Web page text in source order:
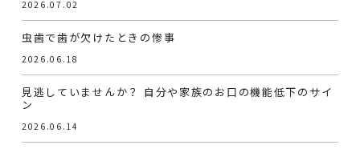
2026.07.02
虫歯で歯が欠けたときの惨事
2026.06.18
見逃していませんか？ 自分や家族のお口の機能低下のサイ
ン
2026.06.14